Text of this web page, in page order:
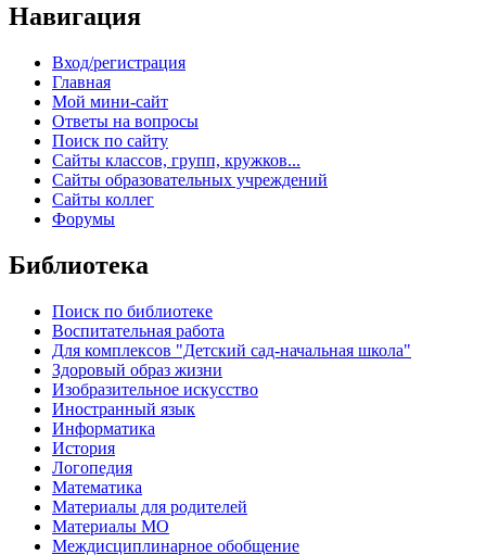
Навигация
Вход/регистрация
Главная
Мой мини-сайт
Ответы на вопросы
Поиск по сайту
Сайты классов, групп, кружков...
Сайты образовательных учреждений
Сайты коллег
Форумы
Библиотека
Поиск по библиотеке
Воспитательная работа
Для комплексов "Детский сад-начальная школа"
Здоровый образ жизни
Изобразительное искусство
Иностранный язык
Информатика
История
Логопедия
Математика
Материалы для родителей
Материалы МО
Междисциплинарное обобщение